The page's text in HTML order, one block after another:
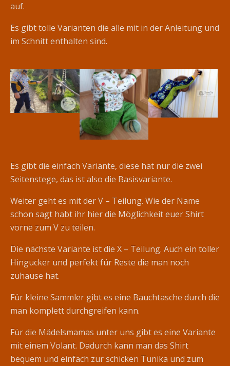
auf.
Es gibt tolle Varianten die alle mit in der Anleitung und
im Schnitt enthalten sind.
Es gibt die einfach Variante, diese hat nur die zwei
Seitenstege, das ist also die Basisvariante.
Weiter geht es mit der V – Teilung. Wie der Name
schon sagt habt ihr hier die Möglichkeit euer Shirt
vorne zum V zu teilen.
Die nächste Variante ist die X – Teilung. Auch ein toller
Hingucker und perfekt für Reste die man noch
zuhause hat.
Für kleine Sammler gibt es eine Bauchtasche durch die
man komplett durchgreifen kann.
Für die Mädelsmamas unter uns gibt es eine Variante
mit einem Volant. Dadurch kann man das Shirt
bequem und einfach zur schicken Tunika und zum